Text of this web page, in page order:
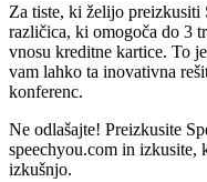
Za tiste, ki želijo preizkusiti
različica, ki omogoča do 3
vnosu kreditne kartice. To
vam lahko ta inovativna
konferenc.
Ne odlašajte! Preizkusite
speechyou.com in izkusite,
izkušnjo.